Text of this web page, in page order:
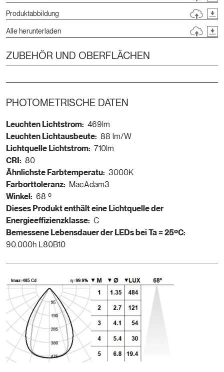
Produktabbildung
Alle herunterladen
ZUBEHÖR UND OBERFLÄCHEN
PHOTOMETRISCHE DATEN
Leuchten Lichtstrom: 469lm
Leuchten Lichtausbeute: 88 lm/W
Lichtquelle Lichtstrom: 710lm
CRI: 80
Ähnlichste Farbtemperatu: 3000K
Farborttoleranz: MacAdam3
Winkel: 68 º
Dieses Produkt enthält eine Lichtquelle der
Energieeffizienzklasse: C
Bemessene Lebensdauer der LEDs bei Ta = 25ºC:
90.000h L80B10